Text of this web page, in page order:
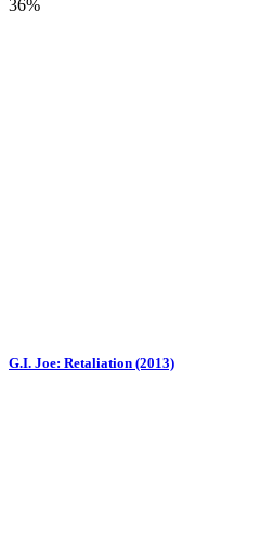
36%
G.I. Joe: Retaliation (2013)